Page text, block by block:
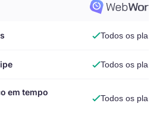
Todos os planos
Todos os planos
em tempo
Todos os planos